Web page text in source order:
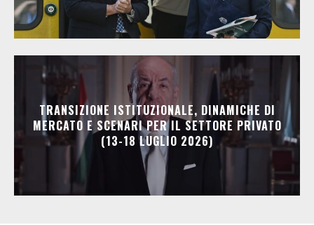
TRANSIZIONE ISTITUZIONALE, DINAMICHE DI
MERCATO E SCENARI PER IL SETTORE PRIVATO
(13-18 LUGLIO 2026)